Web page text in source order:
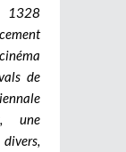
1328
de
une